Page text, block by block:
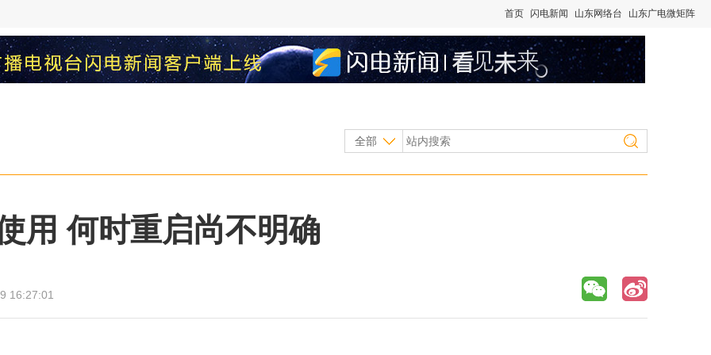
首页 闪电新闻 山东网络台 山东广电微矩阵
全部
用 何时重启尚不明确
16:27:01